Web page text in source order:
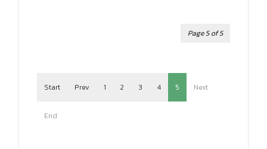
Page 5 of 5
Start Prev 1 2 3 4 5 Next
End